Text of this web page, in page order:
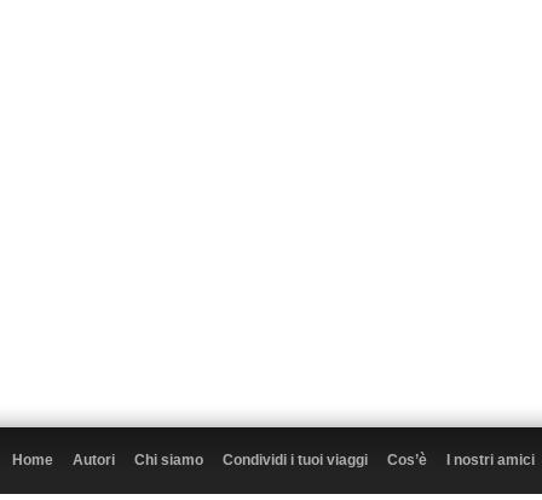
Home Autori Chi siamo Condividi i tuoi viaggi Cos’è I nostri amici